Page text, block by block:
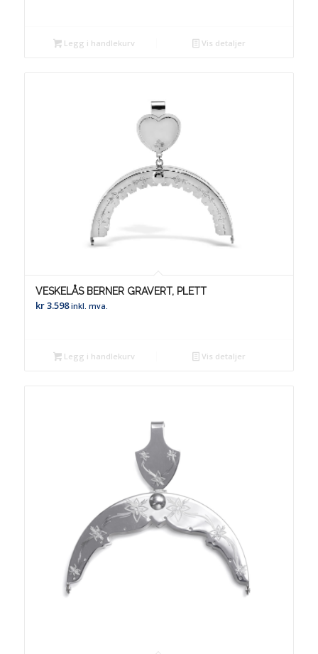
Legg i handlekurv Vis detaljer
VESKELÅS BERNER GRAVERT, PLETT
kr3.598 inkl. mva.
Legg i handlekurv Vis detaljer